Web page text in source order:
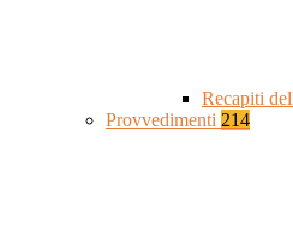
Recapiti
Provvedimenti 214